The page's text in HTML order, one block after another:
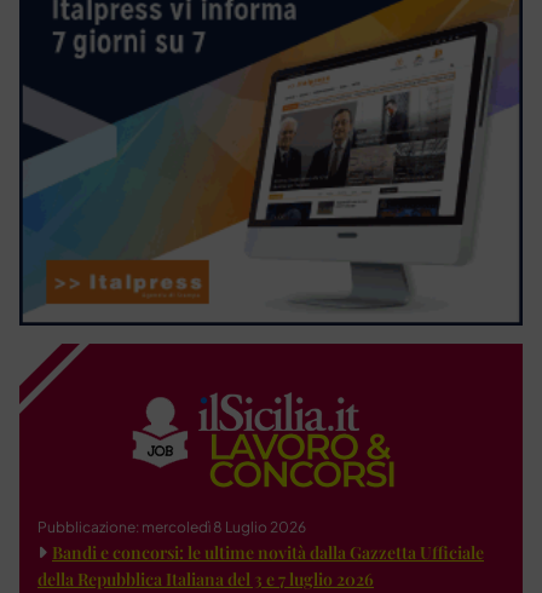
Pubblicazione: mercoledì 8 Luglio 2026
Bandi e concorsi: le ultime novità dalla Gazzetta Ufficiale
della Repubblica Italiana del 3 e 7 luglio 2026